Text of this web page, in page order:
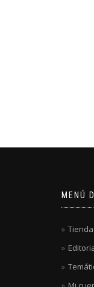
MENÚ
Tienda